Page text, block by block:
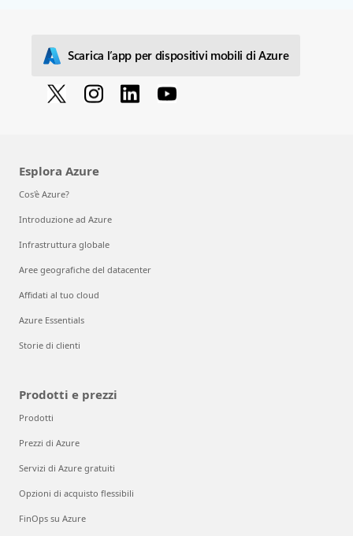
Scarica l’app per dispositivi mobili di Azure
Esplora Azure
Cos'è Azure?
Introduzione ad Azure
Infrastruttura globale
Aree geografiche del datacenter
Affidati al tuo cloud
Azure Essentials
Storie di clienti
Prodotti e prezzi
Prodotti
Prezzi di Azure
Servizi di Azure gratuiti
Opzioni di acquisto flessibili
FinOps su Azure